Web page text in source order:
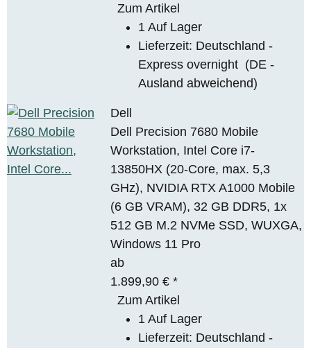
Zum Artikel
1 Auf Lager
Lieferzeit: Deutschland -
Express overnight (DE -
Ausland abweichend)
Dell
Dell Precision 7680 Mobile
Workstation, Intel Core i7-
13850HX (20-Core, max. 5,3
GHz), NVIDIA RTX A1000 Mobile
(6 GB VRAM), 32 GB DDR5, 1x
512 GB M.2 NVMe SSD, WUXGA,
Windows 11 Pro
ab
1.899,90 €*
Zum Artikel
1 Auf Lager
Lieferzeit: Deutschland -